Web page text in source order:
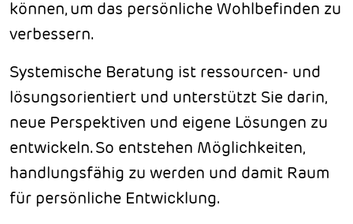
können, um das persönliche Wohlbefinden zu
verbessern.
Systemische Beratung ist ressourcen- und
lösungsorientiert und unterstützt Sie darin,
neue Perspektiven und eigene Lösungen zu
entwickeln. So entstehen Möglichkeiten,
handlungsfähig zu werden und damit Raum
für persönliche Entwicklung.